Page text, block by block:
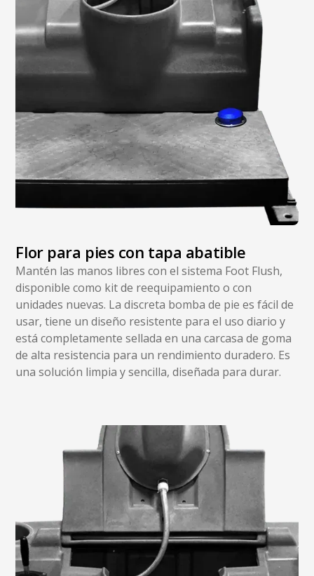
Flor para pies con tapa abatible
Mantén las manos libres con el sistema Foot Flush,
disponible como kit de reequipamiento o con
unidades nuevas. La discreta bomba de pie es fácil de
usar, tiene un diseño resistente para el uso diario y
está completamente sellada en una carcasa de goma
de alta resistencia para un rendimiento duradero. Es
una solución limpia y sencilla, diseñada para durar.